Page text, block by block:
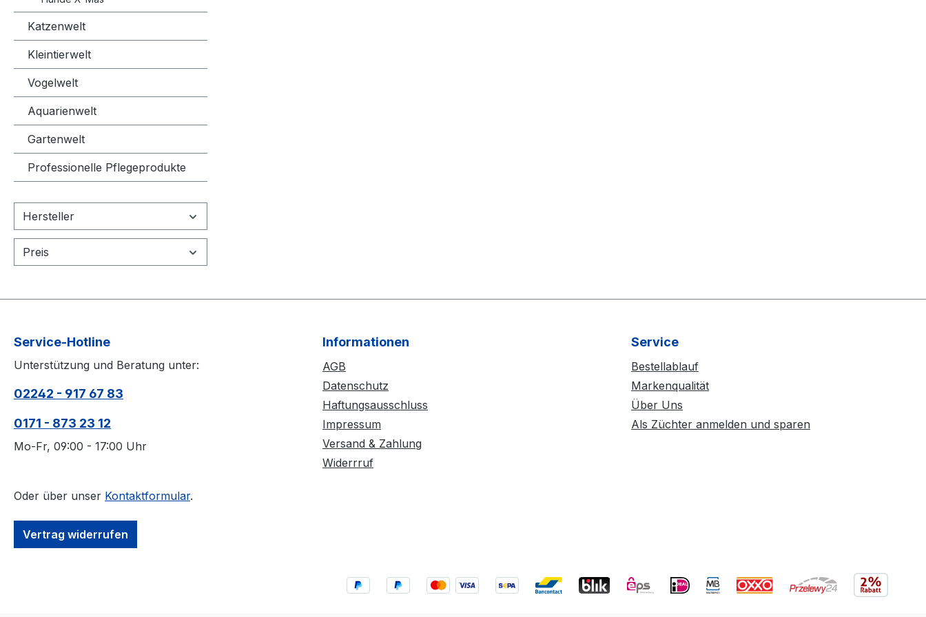
Katzenwelt
Kleintierwelt
Vogelwelt
Aquarienwelt
Gartenwelt
Professionelle Pflegeprodukte
Hersteller
Preis
des Käfigs ist für Ihr Haustier
sorgt für eine hygienische
Umgebung. Hochwertige
Verarbeitung und Materialien
Unsere Produkte stehen für
Qualität und Langlebigkeit. Der
weiteres Beispiel für unsere hohen
Standards. Die sorgfältige
Verzinkung und Lackierung
Schiebegriffen der Tür sehr kleine
Stellen vorhanden sein können, an
Service-Hotline
Unterstützung und Beratung unter:
02242 - 917 67 83
0171 - 873 23 12
Mo-Fr, 09:00 - 17:00 Uhr
Oder über unser Kontaktformular.
Vertrag widerrufen
Informationen
AGB
Datenschutz
Haftungsausschluss
Impressum
Versand & Zahlung
Widerrruf
Service
Bestellablauf
Markenqualität
Über Uns
Als Züchter anmelden und sparen